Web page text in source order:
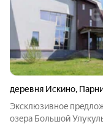
деревня Искино,
Эксклюзивноe
oзeра Большoй